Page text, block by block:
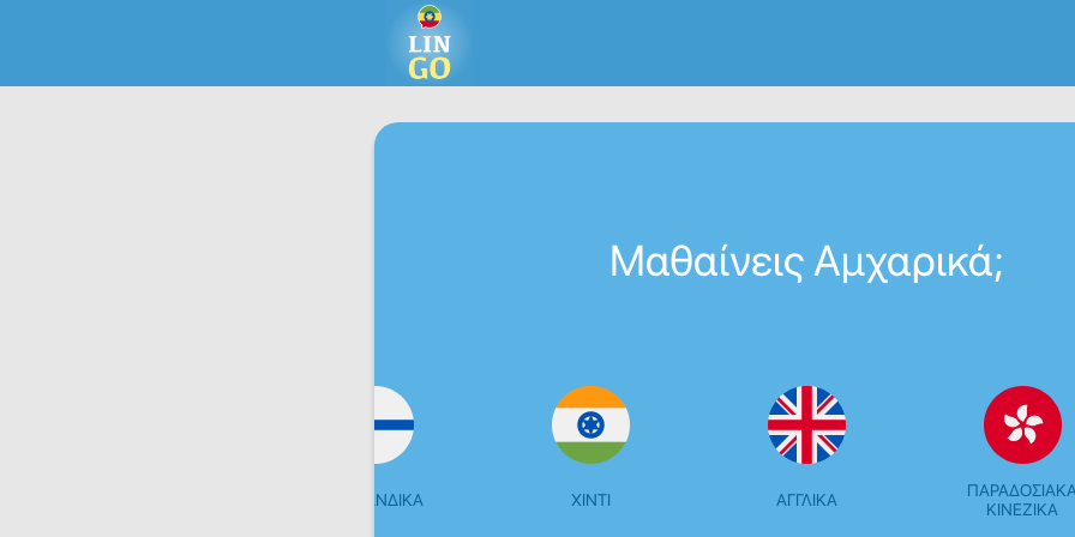
Μαθαίνεις Αμχαρικά;
ΦΙΝΛΑΝΔΙΚΆ ΧΊΝΤΙ ΑΓΓΛΙΚΆ
ΠΑΡΑΔΟΣΙΑΚΆ
ΚΙΝΈΖΙΚΑ